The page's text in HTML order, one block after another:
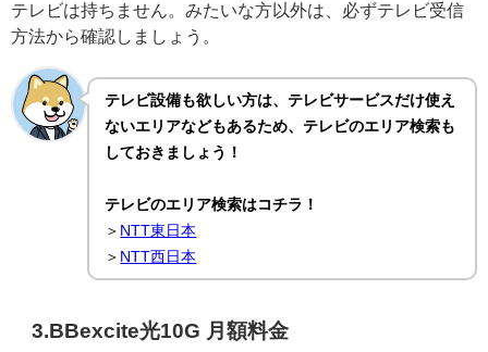
テレビは持ちません。みたいな方以外は、必ずテレビ受信
方法から確認しましょう。
テレビ設備も欲しい方は、テレビサービスだけ使え
ないエリアなどもあるため、テレビのエリア検索も
しておきましょう！
テレビのエリア検索はコチラ！
＞ NTT東日本
＞ NTT西日本
3.BBexcite光10G 月額料金